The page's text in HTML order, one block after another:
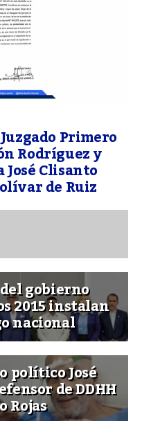
Primero
Rodríguez y
Clisanto
de Ruiz
gobierno
2015 instalan
nacional
político José
de DDHH
Rojas